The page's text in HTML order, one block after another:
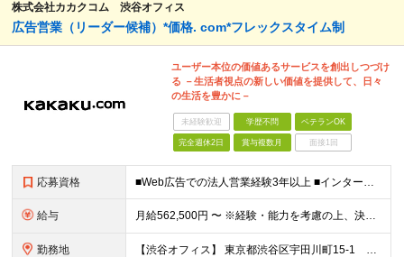
株式会社カカクコム 渋谷オフィス
広告営業（リーダー候補）*価格. com*フレックスタイム制
ユーザー本位の価値あるサービスを創出しつづけ
る －生活者視点の新しい価値を提供して、日々
の生活を豊かに－
未経験歓迎 学歴不問 ベテランOK
完全週休2日 賞与複数月 面接1回
応募資格 ■Web広告での法人営業経験3年以上 ■インターネット広告（運用型広告、ディスプレイ広告、アフィリエイト広告、タイアップ広告など）の営業経験、またはそれに準ずるWebマーケティング関連の実務経験 ■売
給与 月給562,500円 〜 ※経験・能力を考慮の上、決定します ※試用期間3カ月/期間中の雇用形態および処遇の変更はありません ※固定残業手当（35時間相当。超過分は支給） ※給与見直し年2回、賞与年1
勤務地 【渋谷オフィス】 東京都渋谷区宇田川町15-1 渋谷パルコDGビル ※（変更の範囲）会社の定める場所